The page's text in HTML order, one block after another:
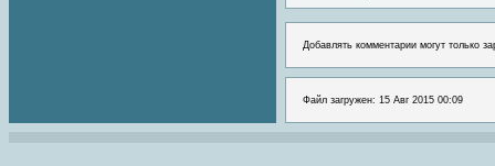
Добавлять комментарии могут только
Файл загружен: 15 Авг 2015 00:09